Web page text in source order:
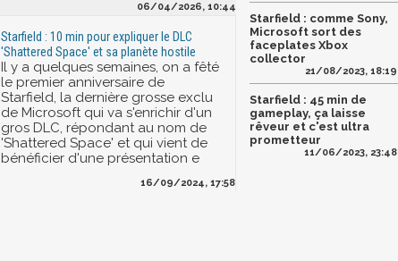
06/04/2026, 10:44
Starfield : 10 min pour expliquer le DLC
'Shattered Space' et sa planète hostile
Il y a quelques semaines, on a fêté
le premier anniversaire de
Starfield, la dernière grosse exclu
de Microsoft qui va s'enrichir d'un
gros DLC, répondant au nom de
'Shattered Space' et qui vient de
bénéficier d'une présentation e
16/09/2024, 17:58
Starfield : comme Sony,
Microsoft sort des
faceplates Xbox
collector
21/08/2023, 18:19
Starfield : 45 min de
gameplay, ça laisse
rêveur et c'est ultra
prometteur
11/06/2023, 23:48